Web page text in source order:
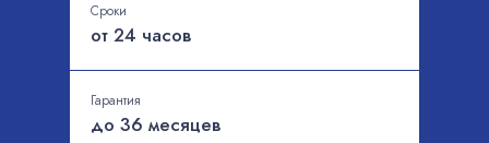
от 24 часов
Сроки
Гарантия
до 36 месяцев